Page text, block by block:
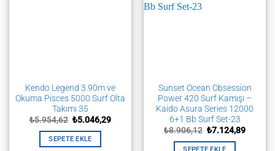
Kendo Legend 3.90m ve
Okuma Pisces 5000 Surf Olta
Takımı 35
₺5.954,62 Orijinal
₺5.954,62.
₺5.046,29Şu
SEPETE EKLE
Sunset Ocean Obsession
Power 420 Surf Kamışı –
Kaido Asura Series 12000
6+1 Bb Surf Set-23
₺8.906,12 Orijinal
₺8.906,12.
₺7.124,89Şu